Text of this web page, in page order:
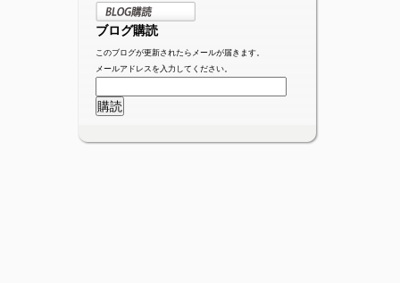
ブログ購読
このブログが更新されたらメールが届きます。
メールアドレスを入力してください。